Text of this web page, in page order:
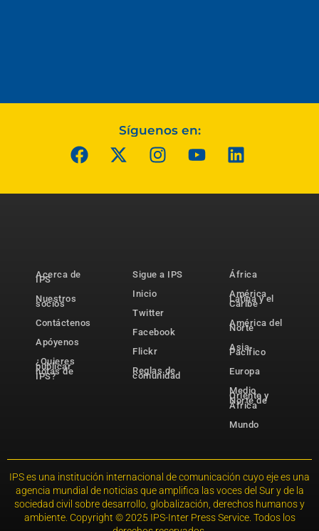
Síguenos en:
Acerca de
IPS
Nuestros
socios
Contáctenos
Apóyenos
¿Quieres
publicar
notas de
IPS?
Sigue a IPS
Inicio
Twitter
Facebook
Flickr
Reglas de
comunidad
África
América
Latina y el
Caribe
América del
Norte
Asia-
Pacífico
Europa
Medio
Oriente y
Norte de
África
Mundo
IPS es una institución internacional de comunicación cuyo eje es una
agencia mundial de noticias que amplifica las voces del Sur y de la
sociedad civil sobre desarrollo, globalización, derechos humanos y
ambiente. Copyright © 2025 IPS-Inter Press Service. Todos los